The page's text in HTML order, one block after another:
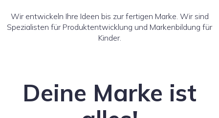
Wir entwickeln Ihre Ideen bis zur fertigen Marke. Wir sind
Spezialisten für Produktentwicklung und Markenbildung für
Kinder.
Deine Marke ist